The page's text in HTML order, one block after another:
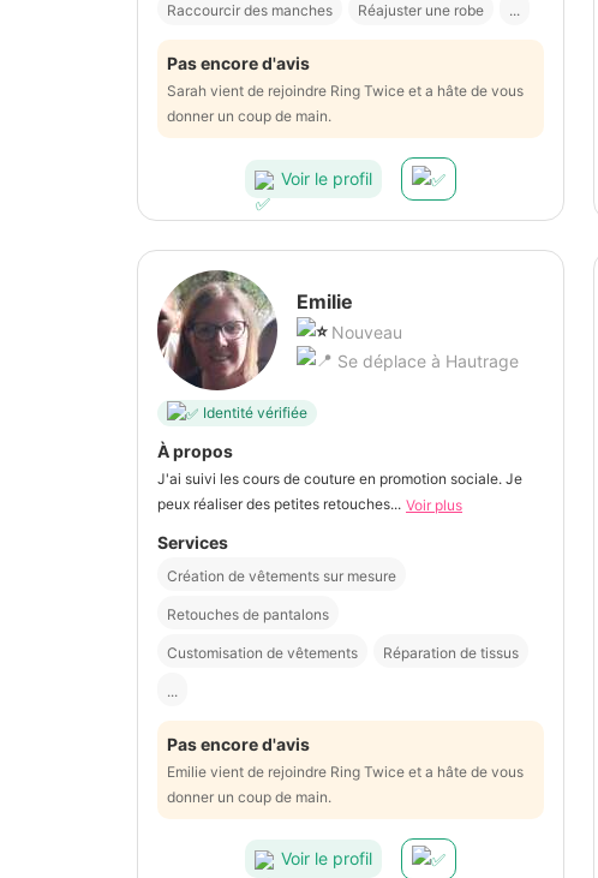
Raccourcir des manches Réajuster une robe ...
Pas encore d'avis
Sarah vient de rejoindre Ring Twice et a hâte de vous
donner un coup de main.
Voir le profil
Emilie
Nouveau
Se déplace à Hautrage
Identité vérifiée
À propos
J'ai suivi les cours de couture en promotion sociale. Je
peux réaliser des petites retouches... Voir plus
Services
Création de vêtements sur mesure
Retouches de pantalons
Customisation de vêtements Réparation de tissus
...
Pas encore d'avis
Emilie vient de rejoindre Ring Twice et a hâte de vous
donner un coup de main.
Voir le profil